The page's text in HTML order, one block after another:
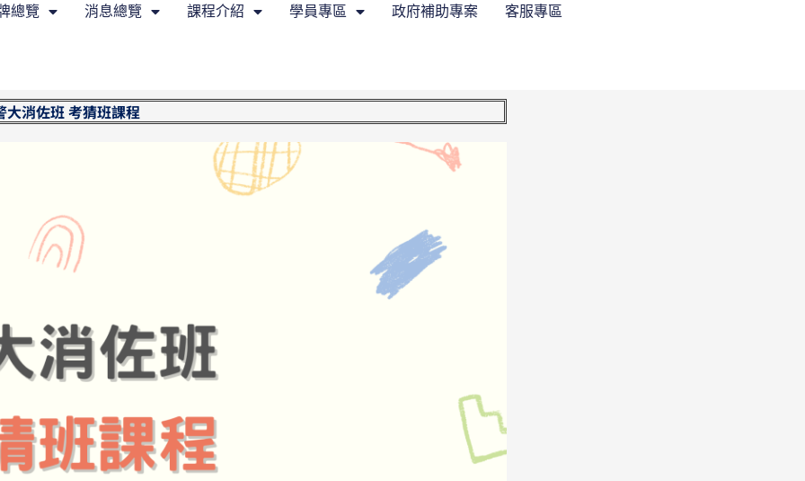
總覽 消息總覽 課程介紹 學員專區 政府補助專案 客服專區
大消佐班 考猜班課程